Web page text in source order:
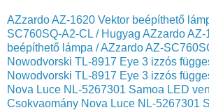
AZzardo AZ-1620 Vektor beépíthető
SC760SQ-A2-CL / Hugyag AZzardo AZ-
beépíthető lámpa / AZzardo AZ-
Nowodvorski TL-8917 Eye 3 izzós
Nowodvorski TL-8917 Eye 3 izzós
Nova Luce NL-5267301 Samoa LED
Csokvaomány Nova Luce NL-5267301